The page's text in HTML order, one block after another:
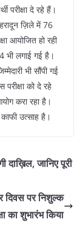
परीक्षा दे रहे हैं।
ज़िले में 76
आयोजित हो रही
भी लगाई गई है।
भी सौंपी गई
को दे रहे
करा रहा है।
उत्साह है।
दाख़िल, जानिए पूरी
दिवस पर निशुल्क
का शुभारंभ किया